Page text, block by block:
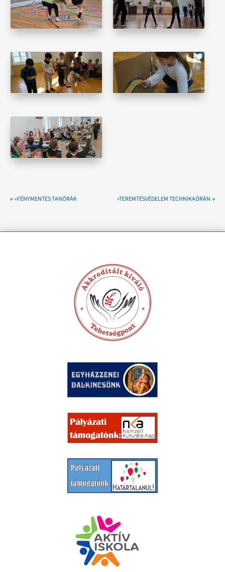
←«FÉNYMENTES TANÓRÁK »TEREMTÉSVÉDELEM TECHNIKAÓRÁN→